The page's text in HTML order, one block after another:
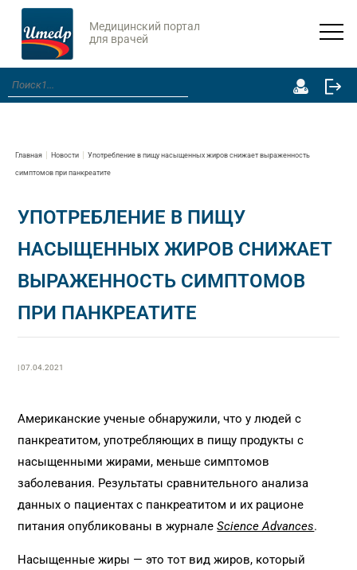
Медицинский портал
для врачей
Главная Новости Употребление в пищу насыщенных жиров снижает выраженность
симптомов при панкреатите
УПОТРЕБЛЕНИЕ В ПИЩУ
НАСЫЩЕННЫХ ЖИРОВ СНИЖАЕТ
ВЫРАЖЕННОСТЬ СИМПТОМОВ
ПРИ ПАНКРЕАТИТЕ
| 07.04.2021
Американские ученые обнаружили, что у людей с
панкреатитом, употребляющих в пищу продукты с
насыщенными жирами, меньше симптомов
заболевания. Результаты сравнительного анализа
данных о пациентах с панкреатитом и их рационе
питания опубликованы в журналеScience Advances.
Насыщенные жиры — это тот вид жиров, который